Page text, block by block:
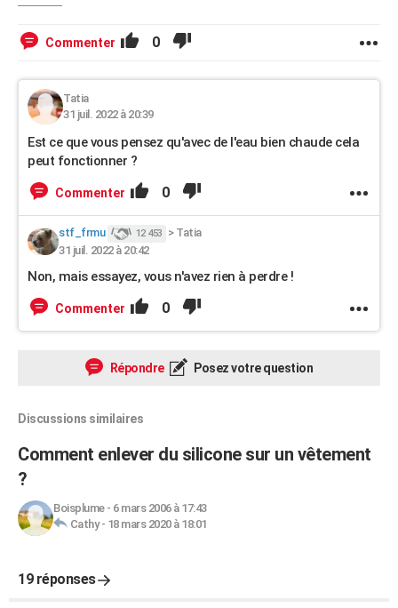
Commenter 0
Tatia
31 juil. 2022 à 20:39
Est ce que vous pensez qu'avec de l'eau bien chaude cela
peut fonctionner ?
Commenter 0
stf_frmu 12 453 > Tatia
31 juil. 2022 à 20:42
Non, mais essayez, vous n'avez rien à perdre !
Commenter 0
Répondre Posez votre question
Discussions similaires
Comment enlever du silicone sur un vêtement
?
Boisplume- 6 mars 2006 à 17:43
Cathy- 18 mars 2020 à 18:01
19 réponses